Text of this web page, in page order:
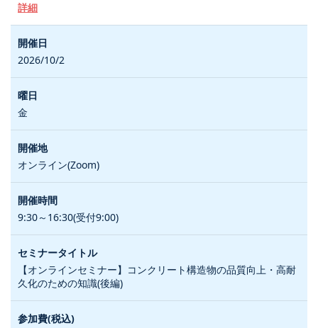
詳細
2026/10/2
金
オンライン(Zoom)
9:30～16:30(受付9:00)
【オンラインセミナー】コンクリート構造物の品質向上・高耐
久化のための知識(後編)